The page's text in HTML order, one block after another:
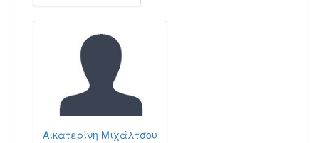
Αικατερίνη Μιχάλτσου